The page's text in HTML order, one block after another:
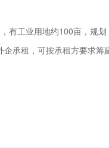
有工业用地约100亩，规
承租，可按承租方要求